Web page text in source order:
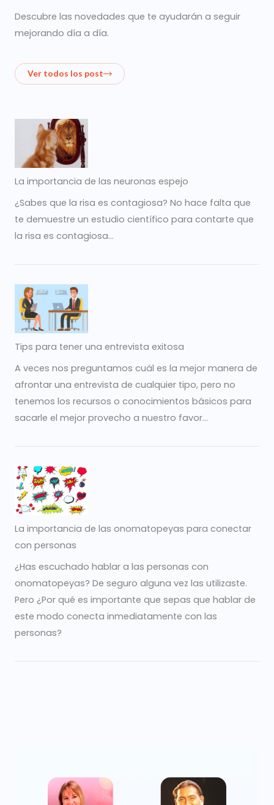
Descubre las novedades que te ayudarán a seguir
mejorando día a día.
Ver todos los post
La importancia de las neuronas espejo
¿Sabes que la risa es contagiosa? No hace falta que
te demuestre un estudio científico para contarte que
la risa es contagiosa…
Tips para tener una entrevista exitosa
A veces nos preguntamos cuál es la mejor manera de
afrontar una entrevista de cualquier tipo, pero no
tenemos los recursos o conocimientos básicos para
sacarle el mejor provecho a nuestro favor...
La importancia de las onomatopeyas para conectar
con personas
¿Has escuchado hablar a las personas con
onomatopeyas? De seguro alguna vez las utilizaste.
Pero ¿Por qué es importante que sepas que hablar de
este modo conecta inmediatamente con las
personas?